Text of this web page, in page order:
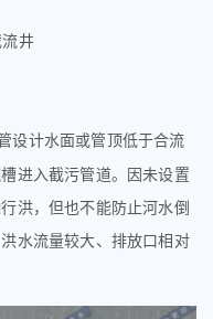
井
设计水面或管顶低于合流
进入截污管道。因未设置
洪，但也不能防止河水倒
水流量较大、排放口相对